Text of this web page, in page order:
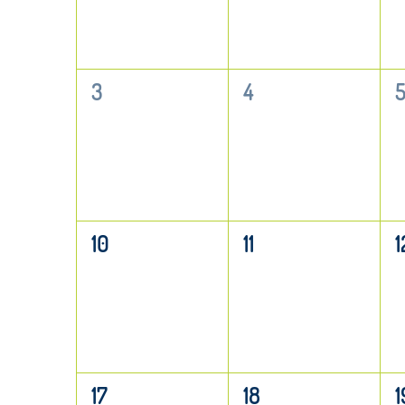
0
3
0
4
0
5
0
10
0
11
0
0
17
0
18
0